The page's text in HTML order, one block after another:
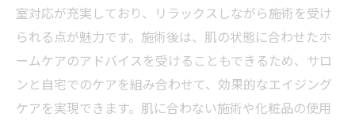
室対応が充実しており、リラックスしながら施術を受け
られる点が魅力です。施術後は、肌の状態に合わせたホ
ームケアのアドバイスを受けることもできるため、サロ
ンと自宅でのケアを組み合わせて、効果的なエイジング
ケアを実現できます。肌に合わない施術や化粧品の使用